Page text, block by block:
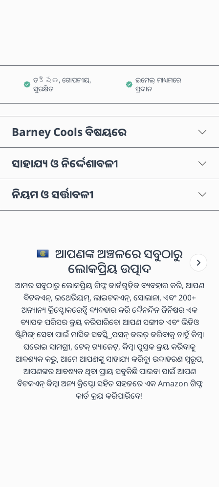
ତక్షణ, ଗୋପନୀୟ,
ସୁରକ୍ଷିତ
ଇମେଲ୍ ମାଧ୍ୟମରେ
ପ୍ରଦାନ
Barney Cools ବିଷୟରେ
ସାହାଯ୍ୟ ଓ ନିର୍ଦ୍ଦେଶାବଳୀ
ନିୟମ ଓ ସର୍ତ୍ତାବଳୀ
ଆପଣଙ୍କ ଅଞ୍ଚଳରେ ସବୁଠାରୁ
ଲୋକପ୍ରିୟ ଉତ୍ପାଦ
ଆମର ସବୁଠାରୁ ଲୋକପ୍ରିୟ ଗିଫ୍ଟ କାର୍ଡଗୁଡ଼ିକ ବ୍ୟବହାର କରି, ଆପଣ
ବିଟକଏନ୍, ଇଥେରିୟମ୍, ଲାଇଟକଏନ୍, ସୋଲାନା, ଏବଂ 200+
ଅନ୍ୟାନ୍ୟ କ୍ରିପ୍ଟୋକରେନ୍ସି ବ୍ୟବହାର କରି ଦୈନନ୍ଦିନ ଜିନିଷର ଏକ
ବ୍ୟାପକ ପରିସର କ୍ରୟ କରିପାରିବେ। ଆପଣ ସଙ୍ଗୀତ ଏବଂ ଭିଡିଓ
ଷ୍ଟ୍ରିମିଙ୍ଗ୍ ସେବା ପାଇଁ ମାସିକ ସବସ୍କ୍ରିପସନ୍ କଭର୍ କରିବାକୁ ଚାହୁଁ କିମ୍ବା
ଘରୋଇ ସାମଗ୍ରୀ, ଟେକ୍ ଗ୍ୟାଜେଟ୍, କିମ୍ବା ପୁସ୍ତକ କ୍ରୟ କରିବାକୁ
ଆବଶ୍ୟକ କରୁ, ଆମେ ଆପଣଙ୍କୁ ସାହାଯ୍ୟ କରିବୁ। ଉଦାହରଣ ସ୍ୱରୂପ,
ଆପଣଙ୍କର ଆବଶ୍ୟକ ଥିବା ପ୍ରାୟ ସବୁକିଛି ପାଇବା ପାଇଁ ଆପଣ
ବିଟକଏନ୍ କିମ୍ବା ଅନ୍ୟ କ୍ରିପ୍ଟୋ ସହିତ ସହଜରେ ଏକ Amazon ଗିଫ୍ଟ
କାର୍ଡ କ୍ରୟ କରିପାରିବେ!